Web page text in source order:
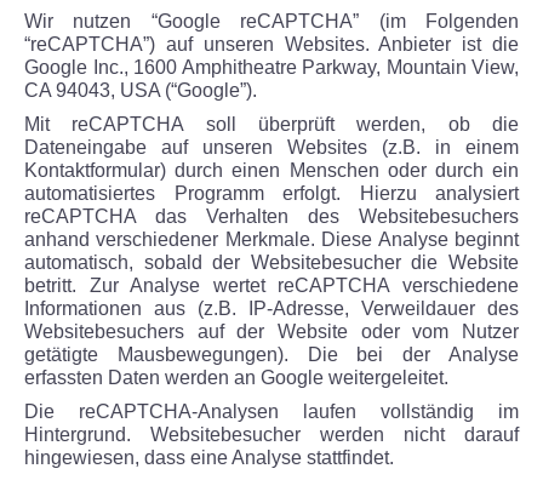
Wir nutzen “Google reCAPTCHA” (im Folgenden
“reCAPTCHA”) auf unseren Websites. Anbieter ist die
Google Inc., 1600 Amphitheatre Parkway, Mountain View,
CA 94043, USA (“Google”).
Mit reCAPTCHA soll überprüft werden, ob die
Dateneingabe auf unseren Websites (z.B. in einem
Kontaktformular) durch einen Menschen oder durch ein
automatisiertes Programm erfolgt. Hierzu analysiert
reCAPTCHA das Verhalten des Websitebesuchers
anhand verschiedener Merkmale. Diese Analyse beginnt
automatisch, sobald der Websitebesucher die Website
betritt. Zur Analyse wertet reCAPTCHA verschiedene
Informationen aus (z.B. IP-Adresse, Verweildauer des
Websitebesuchers auf der Website oder vom Nutzer
getätigte Mausbewegungen). Die bei der Analyse
erfassten Daten werden an Google weitergeleitet.
Die reCAPTCHA-Analysen laufen vollständig im
Hintergrund. Websitebesucher werden nicht darauf
hingewiesen, dass eine Analyse stattfindet.